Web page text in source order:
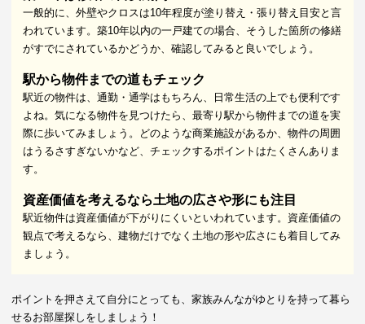
一般的に、外壁やクロスは10年程度が塗り替え・張り替え目安と言
われています。築10年以内の一戸建ての場合、そうした箇所の修繕
がすでにされているかどうか、確認してみると良いでしょう。
駅から物件までの道もチェック
駅近の物件は、通勤・通学はもちろん、日常生活の上でも便利です
よね。気になる物件を見つけたら、最寄り駅から物件までの道を実
際に歩いてみましょう。どのような商業施設があるか、物件の周囲
はうるさすぎないかなど、チェックするポイントはたくさんありま
す。
資産価値を考えるなら土地の広さや形にも注目
駅近物件は資産価値が下がりにくいといわれています。資産価値の
観点で考えるなら、建物だけでなく土地の形や広さにも着目してみ
ましょう。
ポイントを押さえて自分にとっても、家族みんながゆとりを持って暮ら
せるお部屋探しをしましょう！